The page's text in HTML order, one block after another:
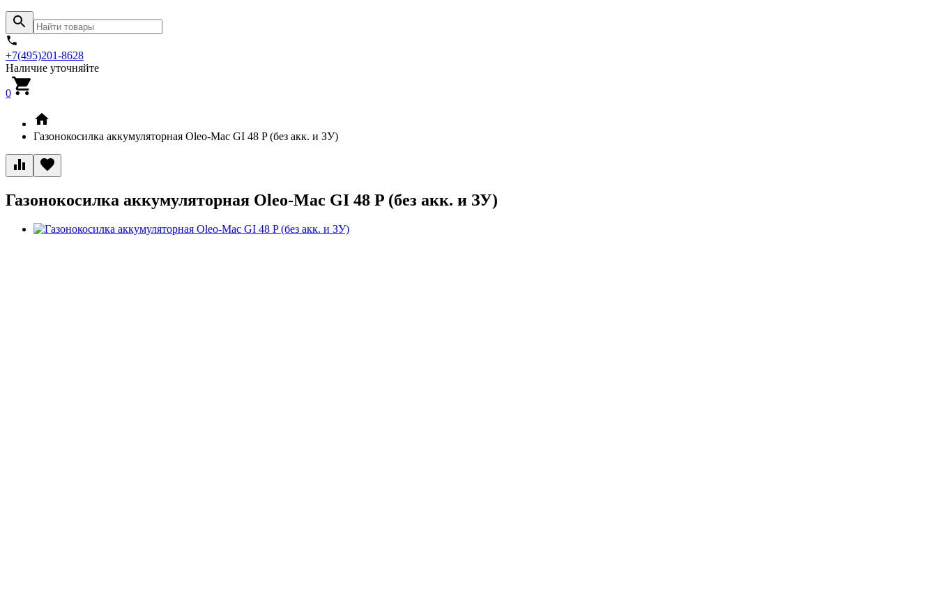
+7(495)201-8628
Наличие уточняйте
0
Газонокосилка аккумуляторная Oleo-Mac GI 48 P (без акк. и ЗУ)
Газонокосилка аккумуляторная Oleo-Mac GI 48 P (без акк. и ЗУ)